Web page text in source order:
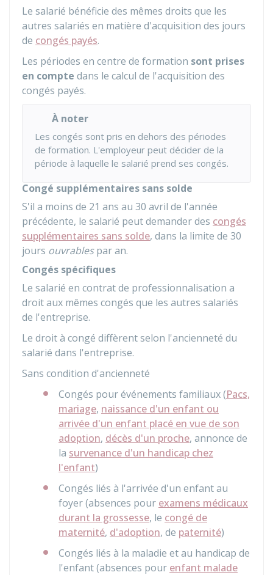
Le salarié bénéficie des mêmes droits que les
autres salariés en matière d'acquisition des jours
de congés payés.
Les périodes en centre de formation sont prises
en compte dans le calcul de l'acquisition des
congés payés.
À noter
Les congés sont pris en dehors des périodes
de formation. L'employeur peut décider de la
période à laquelle le salarié prend ses congés.
Congé supplémentaires sans solde
S'il a moins de 21 ans au 30 avril de l'année
précédente, le salarié peut demander des congés
supplémentaires sans solde, dans la limite de 30
jours ouvrablespar an.
Congés spécifiques
Le salarié en contrat de professionnalisation a
droit aux mêmes congés que les autres salariés
de l'entreprise.
Le droit à congé diffèrent selon l'ancienneté du
salarié dans l'entreprise.
Sans condition d'ancienneté
Congés pour événements familiaux (Pacs,
mariage, naissance d'un enfant ou
arrivée d'un enfant placé en vue de son
adoption, décès d'un proche, annonce de
la survenance d'un handicap chez
l'enfant)
Congés liés à l'arrivée d'un enfant au
foyer (absences pour examens médicaux
durant la grossesse, le congé de
maternité, d'adoption, de paternité)
Congés liés à la maladie et au handicap de
l'enfant (absences pour enfant malade